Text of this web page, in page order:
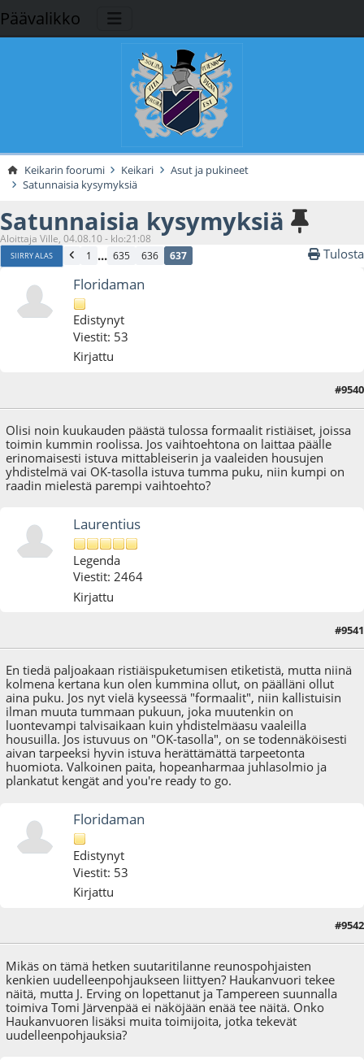
Päävalikko
Keikarin foorumi Keikari
Asut ja pukineet
Satunnaisia kysymyksiä
Satunnaisia kysymyksiä
Aloittaja Ville, 04.08.10 - klo:21:08
SIIRRY ALAS 1 ... 635 636 637 Tulosta
Floridaman
Edistynyt
Viestit: 53
Kirjattu
#9540
Olisi noin kuukauden päästä tulossa formaalit ristiäiset, joissa
toimin kummin roolissa. Jos vaihtoehtona on laittaa päälle
erinomaisesti istuva mittableiserin ja vaaleiden housujen
yhdistelmä vai OK-tasolla istuva tumma puku, niin kumpi on
raadin mielestä parempi vaihtoehto?
Laurentius
Legenda
Viestit: 2464
Kirjattu
#9541
En tiedä paljoakaan ristiäispuketumisen etiketistä, mutta niinä
kolmena kertana kun olen kummina ollut, on päälläni ollut
aina puku. Jos nyt vielä kyseessä "formaalit", niin kallistuisin
ilman muuta tummaan pukuun, joka muutenkin on
luontevampi talvisaikaan kuin yhdistelmäasu vaaleilla
housuilla. Jos istuvuus on "OK-tasolla", on se todennäköisesti
aivan tarpeeksi hyvin istuva herättämättä tarpeetonta
huomiota. Valkoinen paita, hopeanharmaa juhlasolmio ja
plankatut kengät and you're ready to go.
Floridaman
Edistynyt
Viestit: 53
Kirjattu
#9542
Mikäs on tämä hetken suutaritilanne reunospohjaisten
kenkien uudelleenpohjaukseen liittyen? Haukanvuori tekee
näitä, mutta J. Erving on lopettanut ja Tampereen suunnalla
toimiva Tomi Järvenpää ei näköjään enää tee näitä. Onko
Haukanvuoren lisäksi muita toimijoita, jotka tekevät
uudelleenpohjauksia?